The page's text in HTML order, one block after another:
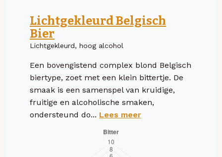
Lichtgekleurd Belgisch
Bier
Lichtgekleurd, hoog alcohol
Een bovengistend complex blond Belgisch
biertype, zoet met een klein bittertje. De
smaak is een samenspel van kruidige,
fruitige en alcoholische smaken,
ondersteund do... Lees meer